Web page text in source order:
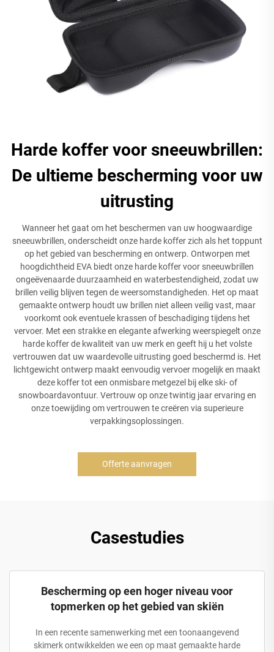
Harde koffer voor sneeuwbrillen:
De ultieme bescherming voor uw
uitrusting
Wanneer het gaat om het beschermen van uw hoogwaardige
sneeuwbrillen, onderscheidt onze harde koffer zich als het toppunt
op het gebied van bescherming en ontwerp. Ontworpen met
hoogdichtheid EVA biedt onze harde koffer voor sneeuwbrillen
ongeëvenaarde duurzaamheid en waterbestendigheid, zodat uw
brillen veilig blijven tegen de weersomstandigheden. Het op maat
gemaakte ontwerp houdt uw brillen niet alleen veilig vast, maar
voorkomt ook eventuele krassen of beschadiging tijdens het
vervoer. Met een strakke en elegante afwerking weerspiegelt onze
harde koffer de kwaliteit van uw merk en geeft hij u het volste
vertrouwen dat uw waardevolle uitrusting goed beschermd is. Het
lichtgewicht ontwerp maakt eenvoudig vervoer mogelijk en maakt
deze koffer tot een onmisbare metgezel bij elke ski- of
snowboardavontuur. Vertrouw op onze twintig jaar ervaring en
onze toewijding om vertrouwen te creëren via superieure
verpakkingsoplossingen.
Offerte aanvragen
Casestudies
Bescherming op een hoger niveau voor
topmerken op het gebied van skiën
In een recente samenwerking met een toonaangevend
skimerk ontwikkelden we een op maat gemaakte harde